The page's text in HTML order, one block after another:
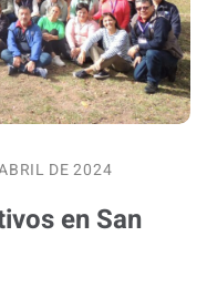
DE 2024
en San